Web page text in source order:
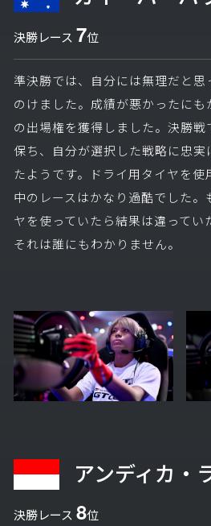
決勝レース 7位
準決勝では、自分には無理だと思
のけました。成績が悪かったに
の出場権を獲得しました。決勝戦
保ち、自分が選択した戦略に忠
たようです。ドライ用タイヤを使
中のレースはかなり過酷でした。
ヤを使っていたら結果は違ってい
それは誰にもわかりません。
アンディカ・
決勝レース 8位